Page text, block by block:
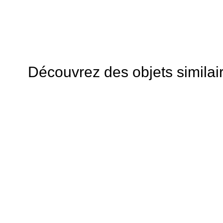
Découvrez des objets